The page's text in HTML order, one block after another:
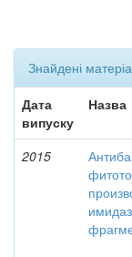
Знайдені
Дата
випуску
Назва
2015